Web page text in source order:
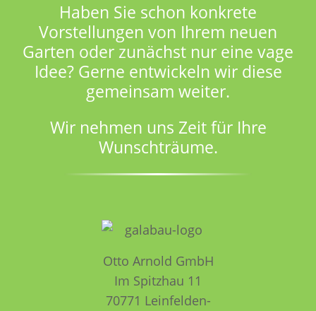
Haben Sie schon konkrete
Vorstellungen von Ihrem neuen
Garten oder zunächst nur eine vage
Idee? Gerne entwickeln wir diese
gemeinsam weiter.
Wir nehmen uns Zeit für Ihre
Wunschträume.
Otto Arnold GmbH
Im Spitzhau 11
70771 Leinfelden­­